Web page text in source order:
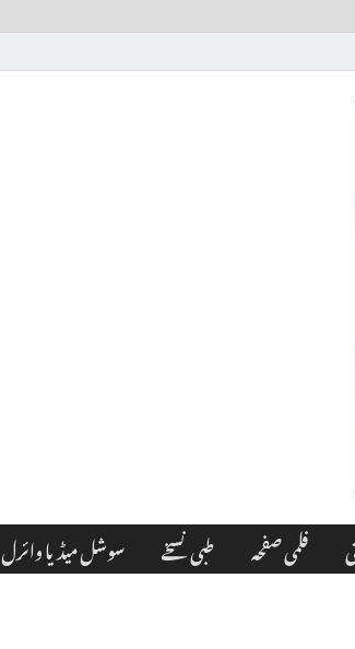
فلمی صفحہ طبی نسخے سوشل میڈیا وائرل